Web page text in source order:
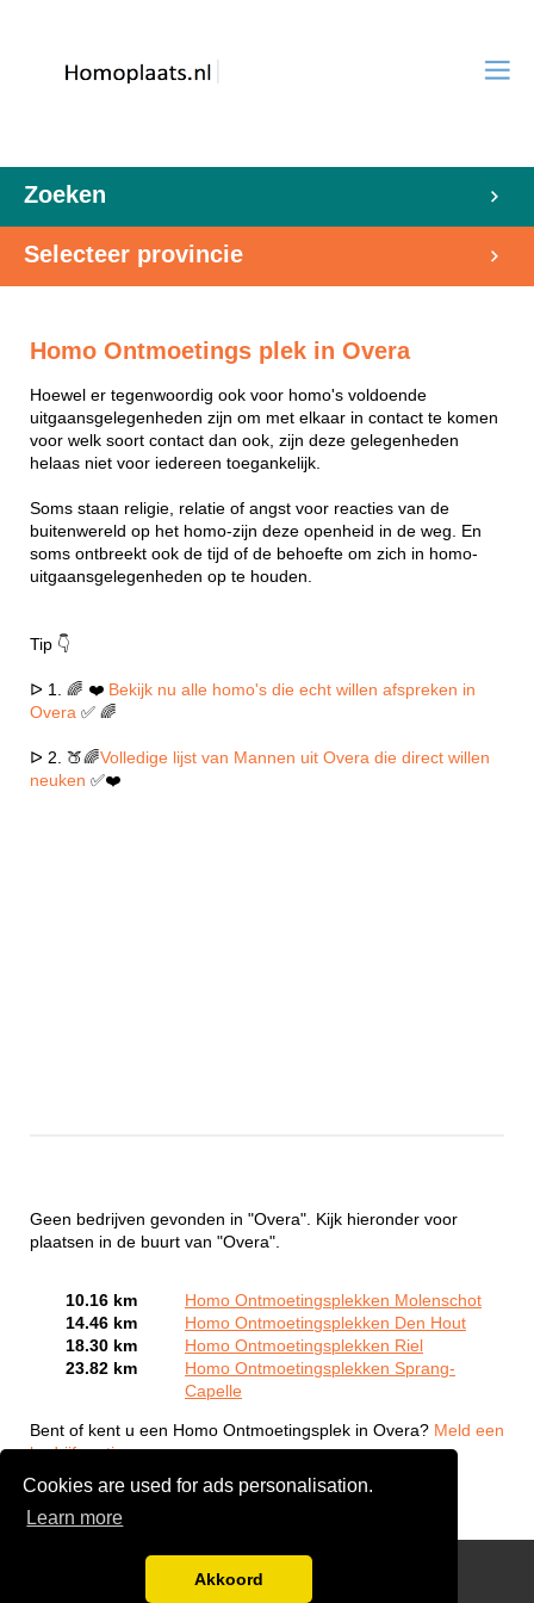
Cookies are used for ads personalisation.
Learn more
Akkoord
Zoeken
Selecteer provincie
Homo Ontmoetings plek in Overa
Hoewel er tegenwoordig ook voor homo's voldoende
uitgaansgelegenheden zijn om met elkaar in contact te komen
voor welk soort contact dan ook, zijn deze gelegenheden
helaas niet voor iedereen toegankelijk.
Soms staan religie, relatie of angst voor reacties van de
buitenwereld op het homo-zijn deze openheid in de weg. En
soms ontbreekt ook de tijd of de behoefte om zich in homo-
uitgaansgelegenheden op te houden.
Tip 👇
ᐅ 1. 🌈 ❤️ Bekijk nu alle homo's die echt willen afspreken in
Overa ✅ 🌈
ᐅ 2. 🍑🌈Volledige lijst van Mannen uit Overa die direct willen
neuken ✅❤️
Geen bedrijven gevonden in "Overa". Kijk hieronder voor
plaatsen in de buurt van "Overa".
10.16 km
Homo Ontmoetingsplekken Molenschot
14.46 km
Homo Ontmoetingsplekken Den Hout
18.30 km
Homo Ontmoetingsplekken Riel
23.82 km
Homo Ontmoetingsplekken Sprang-
Capelle
Bent of kent u een Homo Ontmoetingsplek in Overa? Meld een
bedrijf gratis aan